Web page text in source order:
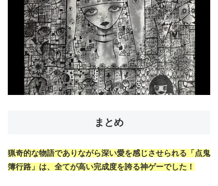
まとめ
猟奇的な物語でありながら深い愛を感じさせられる「点鬼
簿行路」は、全てが高い完成度を誇る神ゲーでした！